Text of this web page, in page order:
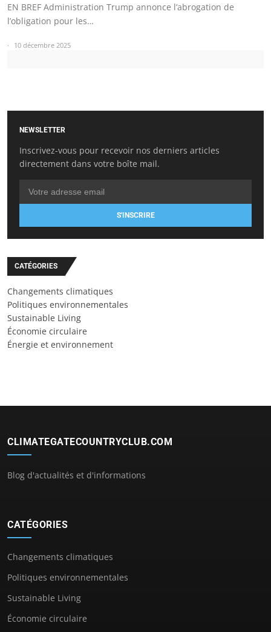
EN BREF Administration Trump annonce l’abrogation de
l’obligation pour les…
10 décembre 2025
NEWSLETTER
Inscrivez-vous pour recevoir nos derniers articles
directement dans votre boîte mail.
S'INSCRIRE
CATÉGORIES
Changements climatiques
Politiques environnementales
Sustainable Living
Économie circulaire
Énergie et environnement
CLIMATEGATECOUNTRYCLUB.COM
Blog d'actualités et d'informations
CATÉGORIES
Changements climatiques
Politiques environnementales
Sustainable Living
Économie circulaire